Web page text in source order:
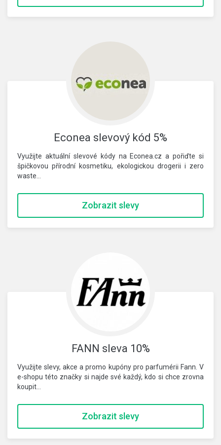
Econea slevový kód 5%
Využijte aktuální slevové kódy na Econea.cz a pořiďte si
špičkovou přírodní kosmetiku, ekologickou drogerii i zero
waste…
Zobrazit slevy
FANN sleva 10%
Využijte slevy, akce a promo kupóny pro parfumérii Fann. V
e-shopu této značky si najde své každý, kdo si chce zrovna
koupit…
Zobrazit slevy